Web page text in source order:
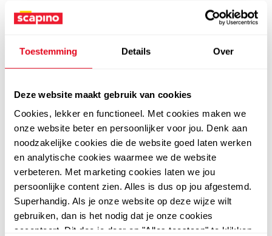
Toestemming Details Over
Deze website maakt gebruik van cookies
Cookies, lekker en functioneel. Met cookies maken we
onze website beter en persoonlijker voor jou. Denk aan
noodzakelijke cookies die de website goed laten werken
en analytische cookies waarmee we de website
verbeteren. Met marketing cookies laten we jou
persoonlijke content zien. Alles is dus op jou afgestemd.
Superhandig. Als je onze website op deze wijze wilt
gebruiken, dan is het nodig dat je onze cookies
accepteert. Dit doe je door op "Alles toestaan" te klikken.